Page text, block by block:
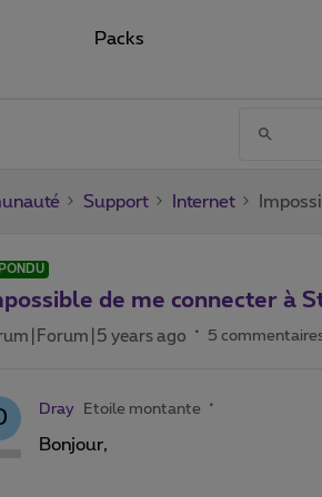
Packs
Support Internet
de me connecter à
years ago 5
Dray Etoile montante
Bonjour,